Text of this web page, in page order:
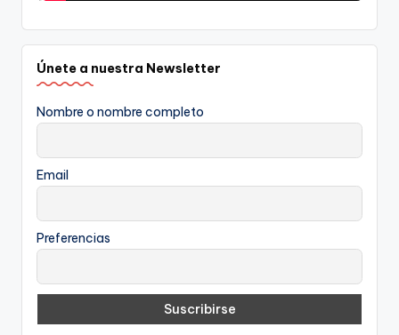
Únete a nuestra Newsletter
Nombre o nombre completo
Email
Preferencias